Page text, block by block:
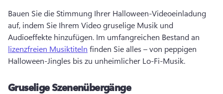
Bauen Sie die Stimmung Ihrer Halloween-Videoeinladung
auf, indem Sie Ihrem Video gruselige Musik und
Audioeffekte hinzufügen. Im umfangreichen Bestand an
lizenzfreien Musiktiteln finden Sie alles – von peppigen
Halloween-Jingles bis zu unheimlicher Lo-Fi-Musik.
Gruselige Szenenübergänge